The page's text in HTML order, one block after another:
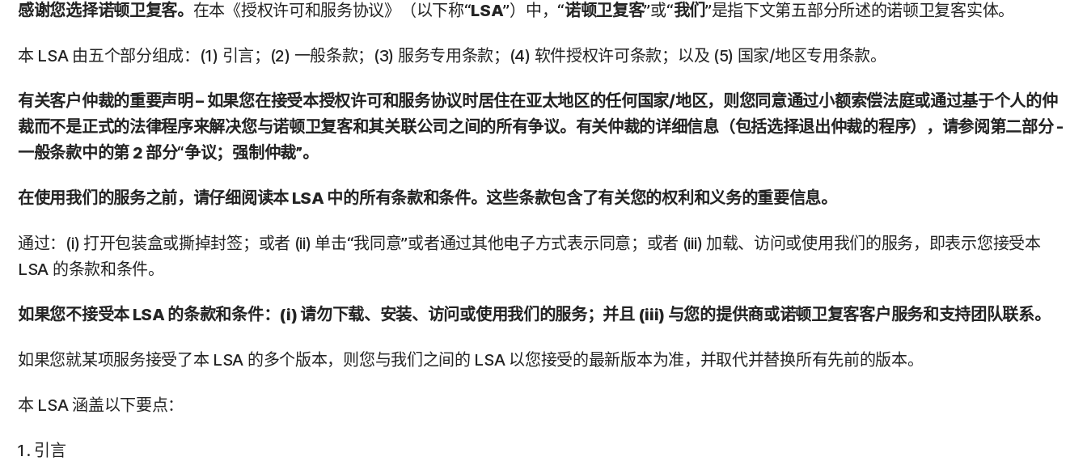
感谢您选择诺顿卫复客。 在本《授权许可和服务协议》（以下称“LSA”）中，“诺顿卫复客”或“我们”是指下文第五部分所述的诺顿卫复客实体。
本 LSA 由五个部分组成：(1) 引言；(2) 一般条款；(3) 服务专用条款；(4) 软件授权许可条款；以及 (5) 国家/地区专用条款。
有关客户仲裁的重要声明 – 如果您在接受本授权许可和服务协议时居住在亚太地区的任何国家/地区，则您同意通过小额索偿法庭或通过基于个人的仲
裁而不是正式的法律程序来解决您与诺顿卫复客和其关联公司之间的所有争议。有关仲裁的详细信息（包括选择退出仲裁的程序），请参阅第二部分 -
一般条款中的第 2 部分“争议；强制仲裁”。
在使用我们的服务之前，请仔细阅读本 LSA 中的所有条款和条件。这些条款包含了有关您的权利和义务的重要信息。
通过：(i) 打开包装盒或撕掉封签；或者 (ii) 单击“我同意”或者通过其他电子方式表示同意；或者 (iii) 加载、访问或使用我们的服务，即表示您接受本
LSA 的条款和条件。
如果您不接受本 LSA 的条款和条件：(i) 请勿下载、安装、访问或使用我们的服务；并且 (iii) 与您的提供商或诺顿卫复客客户服务和支持团队联系。
如果您就某项服务接受了本 LSA 的多个版本，则您与我们之间的 LSA 以您接受的最新版本为准，并取代并替换所有先前的版本。
本 LSA 涵盖以下要点：
引言